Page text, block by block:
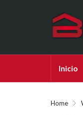
Inicio
Home